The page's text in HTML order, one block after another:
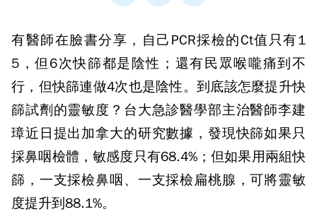
有醫師在臉書分享，自己PCR採檢的Ct值只有1
5，但6次快篩都是陰性；還有民眾喉嚨痛到不
行，但快篩連做4次也是陰性。到底該怎麼提升快
篩試劑的靈敏度？台大急診醫學部主治醫師李建
璋近日提出加拿大的研究數據，發現快篩如果只
採鼻咽檢體，敏感度只有68.4%；但如果用兩組快
篩，一支採檢鼻咽、一支採檢扁桃腺，可將靈敏
度提升到88.1%。